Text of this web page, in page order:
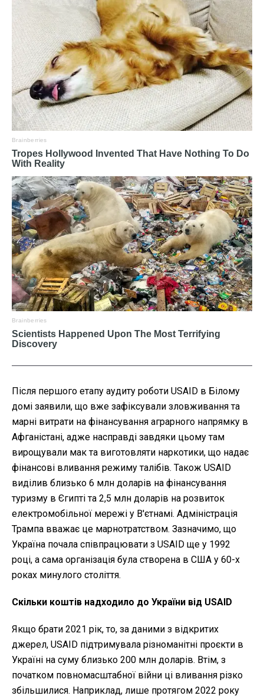
Після першого етапу аудиту роботи USAID в Білому
домі заявили, що вже зафіксували зловживання та
марні витрати на фінансування аграрного напрямку в
Афганістані, адже насправді завдяки цьому там
вирощували мак та виготовляти наркотики, що надає
фінансові вливання режиму талібів. Також USAID
виділив близько 6 млн доларів на фінансування
туризму в Єгипті та 2,5 млн доларів на розвиток
електромобільної мережі у В'єтнамі. Адміністрація
Трампа вважає це марнотратством. Зазначимо, що
Україна почала співпрацювати з USAID ще у 1992
році, а сама організація була створена в США у 60-х
роках минулого століття.
Скільки коштів надходило до України від USAID
Якщо брати 2021 рік, то, за даними з відкритих
джерел, USAID підтримувала різноманітні проєкти в
Україні на суму близько 200 млн доларів. Втім, з
початком повномасштабної війни ці вливання різко
збільшилися. Наприклад, лише протягом 2022 року